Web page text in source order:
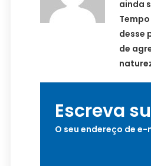
ainda
desse
de
Escreva
O seu endereço de